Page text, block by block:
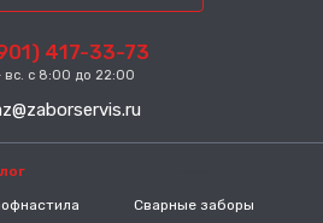
417-33-73
вс. с 8:00 до 22:00
Сварные заборы